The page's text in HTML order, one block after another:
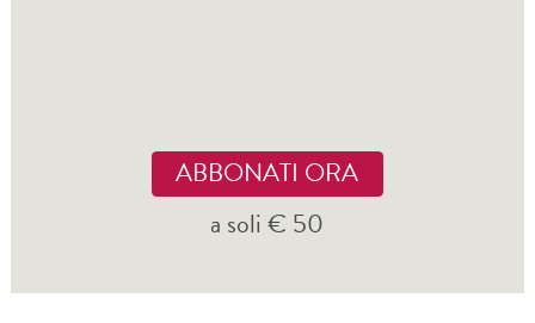
ABBONATI ORA
a soli € 50